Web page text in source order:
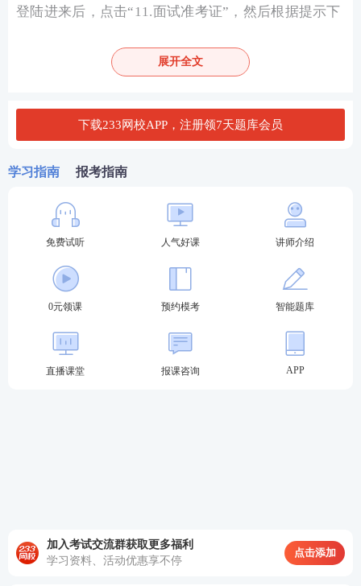
登陆进来后，点击“11.面试准考证”，然后根据提示下
第五步：打印准考证。
下载后，仔细核对个人信息，并直接打印成准考证。
教师资格证面试准考证打印注意事项
1、打印准考证必须统一使用A4纸打印，黑白或彩色
均可。
2、使用IE、360、搜狗、qq浏览器下载准考证。
3、认真核对姓名、照片、准考证号、考试地址等是否
显示正确。
行。
展开全文
下载233网校APP，注册领7天题库会员
学习指南 报考指南
免费试听 人气好课 讲师介绍
0元领课 预约模考 智能题库
直播课堂 报课咨询 APP
加入考试交流群获取更多福利
学习资料、活动优惠享不停
点击添加